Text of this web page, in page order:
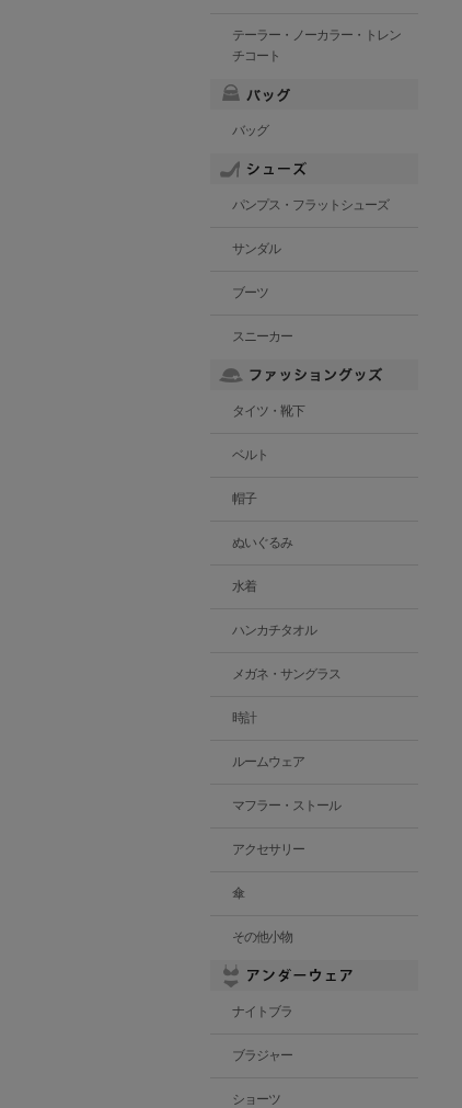
テーラー・ノーカラー・トレン
チコート
バッグ
パンプス・フラットシューズ
サンダル
ブーツ
スニーカー
タイツ・靴下
ベルト
帽子
ぬいぐるみ
水着
ハンカチタオル
メガネ・サングラス
時計
ルームウェア
マフラー・ストール
アクセサリー
傘
その他小物
ナイトブラ
ブラジャー
ショーツ